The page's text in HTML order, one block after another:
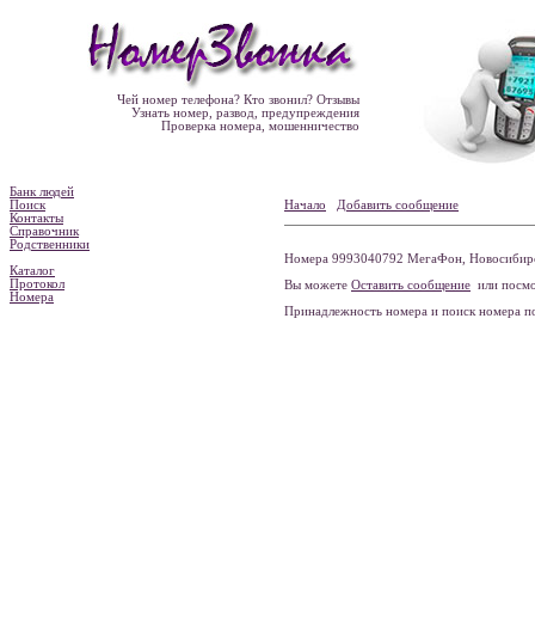
Чей номер телефона? Кто звонил? Отзывы
Узнать номер, развод, предупреждения
Проверка номера, мошенничество
Банк людей
Поиск
Контакты
Справочник
Родственники
Каталог
Протокол
Номера
Начало Добавить сообщение
Номера 9993040792 МегаФон,
Вы можете Оставить сообщение или
Принадлежность номера и поиск номера